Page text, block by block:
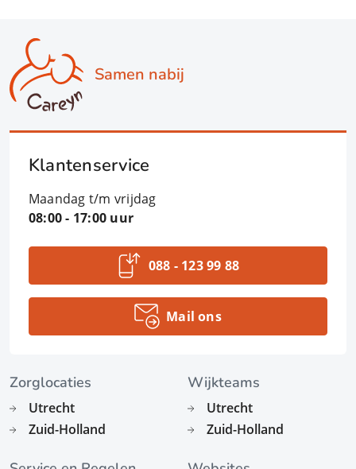
Samen nabij
Klantenservice
Maandag t/m vrijdag
08:00 - 17:00 uur
088 - 123 99 88
Mail ons
Zorglocaties
Utrecht
Zuid-Holland
Wijkteams
Utrecht
Zuid-Holland